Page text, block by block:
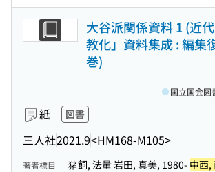
大谷派関係資料 1 (近
教化」資料集成 : 編集
巻)
紙 図書
三人社2021.9<HM168-M105>
国立国会図
著者標目 猪飼, 法量 岩田, 真美, 1980- 中西,